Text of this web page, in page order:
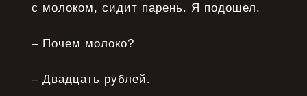
с молоком, сидит парень. Я подошел.
– Почем молоко?
– Двадцать рублей.